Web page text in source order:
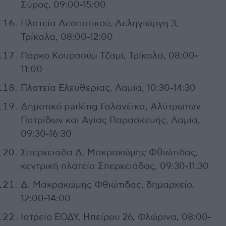
Σύρος, 09:00-15:00
Πλατεία Δεσποτικού, Δεληγιώργη 3,
Τρίκαλα, 08:00-12:00
Πάρκο Κουρσούμ Τζαμί, Τρίκαλα, 08:00-
11:00
Πλατεία Ελευθερίας, Λαμία, 10:30-14:30
Δημοτικό parking Γαλανέικα, Αλύτρωτων
Πατρίδων και Αγίας Παρασκευής, Λαμία,
09:30-16:30
Σπερχειάδα Δ. Μακρακώμης Φθιώτιδας,
κεντρική πλατεία Σπερχειάδας, 09:30-11:30
Δ. Μακρακώμης Φθιώτιδας, δημαρχείο,
12:00-14:00
Ιατρείο ΕΟΔΥ, Ηπείρου 26, Φλώρινα, 08:00-